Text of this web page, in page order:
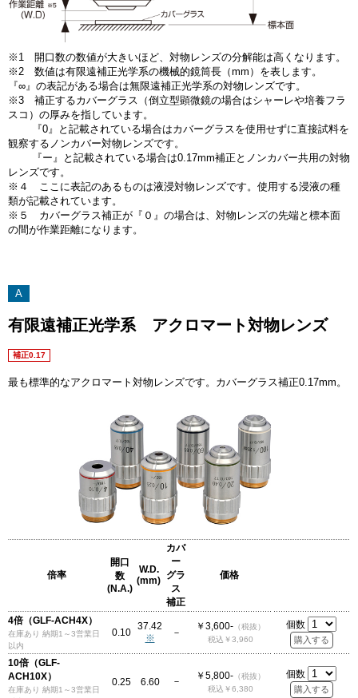
※1 開口数の数値が大きいほど、対物レンズの分解能は高くなります。
※2 数値は有限遠補正光学系の機械的鏡筒長（mm）を表します。
『∞』の表記がある場合は無限遠補正光学系の対物レンズです。
※3 補正するカバーグラス（倒立型顕微鏡の場合はシャーレや培養フラ
スコ）の厚みを指しています。
『0』と記載されている場合はカバーグラスを使用せずに直接試料を
観察するノンカバー対物レンズです。
『ー』と記載されている場合は0.17mm補正とノンカバー共用の対物
レンズです。
※４ ここに表記のあるものは液浸対物レンズです。使用する浸液の種
類が記載されています。
※５ カバーグラス補正が『０』の場合は、対物レンズの先端と標本面
の間が作業距離になります。
A
有限遠補正光学系 アクロマート対物レンズ
補正0.17
最も標準的なアクロマート対物レンズです。カバーグラス補正0.17mm。
倍率
開口
数
(N.A.)
W.D.
(mm)
カバ
ー
グラ
ス
補正
価格
4倍（GLF-ACH4X）
在庫あり 納期1～3営業日
以内
0.10
37.42
※
－
￥3,600- （税抜）
税込￥3,960
個数
10倍（GLF-
ACH10X）
在庫あり 納期1～3営業日
0.25 6.60 － ￥5,800- （税抜）
税込￥6,380
個数